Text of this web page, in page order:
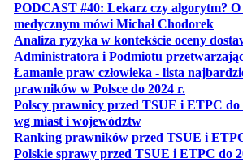
PODCAST #40: Lekarz czy algorytm?
medycznym mówi Michał Chodorek
Analiza ryzyka w kontekście oceny
Administratora i Podmiotu
Łamanie praw człowieka - lista
prawników w Polsce do 2024 r.
Polscy prawnicy przed TSUE i ETPC do
wg miast i województwotwiera się w
Ranking prawników przed TSUE i
Polskie sprawy przed TSUE i ETPC do